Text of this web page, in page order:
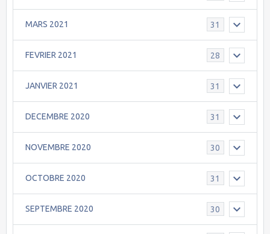
MARS 2021 31
FEVRIER 2021 28
JANVIER 2021 31
DECEMBRE 2020 31
NOVEMBRE 2020 30
OCTOBRE 2020 31
SEPTEMBRE 2020 30